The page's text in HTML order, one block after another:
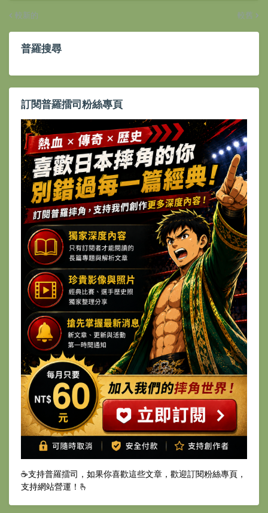
較新的 較舊
普羅搜尋
訂閱普羅擂司粉絲專頁
☕️支持普羅擂司，如果你喜歡這些文章，歡迎訂閱粉絲專頁，
支持網站營運！🫰